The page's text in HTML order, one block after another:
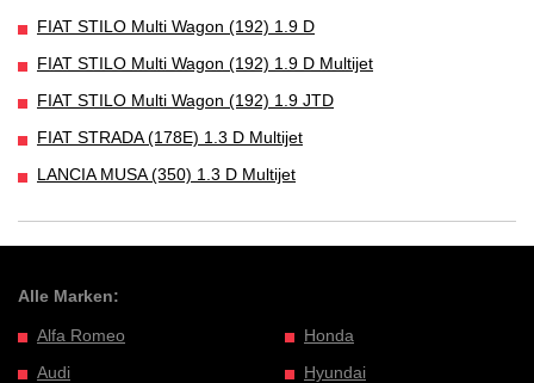
FIAT STILO Multi Wagon (192) 1.9 D
FIAT STILO Multi Wagon (192) 1.9 D Multijet
FIAT STILO Multi Wagon (192) 1.9 JTD
FIAT STRADA (178E) 1.3 D Multijet
LANCIA MUSA (350) 1.3 D Multijet
Alle Marken:
Alfa Romeo
Audi
Honda
Hyundai